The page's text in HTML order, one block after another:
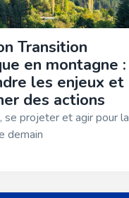
Transition
en montagne :
les enjeux et
des actions
se projeter et agir pour la
demain